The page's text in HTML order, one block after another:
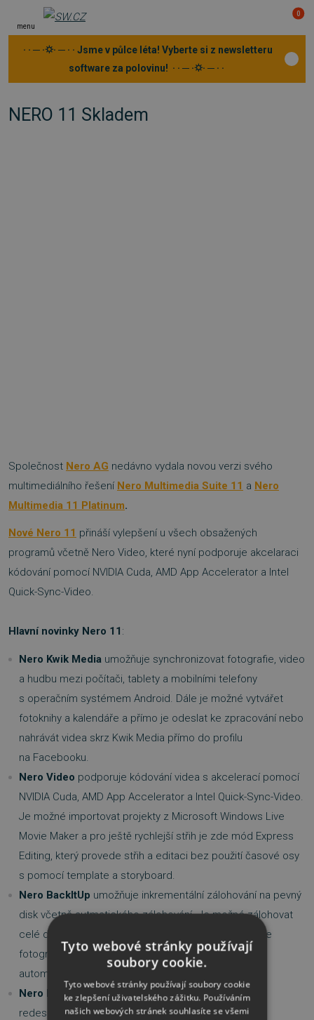
menu
0
· · ─ ·⛭· ─ · · Jsme v půlce léta! Vyberte si z newsletteru
software za polovinu! · · ─ ·⛭· ─ · ·
NERO 11 Skladem
Společnost Nero AG nedávno vydala novou verzi svého
multimediálního řešení Nero Multimedia Suite 11 a Nero
Multimedia 11 Platinum.
Nové Nero 11 přináší vylepšení u všech obsažených
programů včetně Nero Video, které nyní podporuje akcelaraci
kódování pomocí NVIDIA Cuda, AMD App Accelerator a Intel
Quick-Sync-Video.
Hlavní novinky Nero 11 :
Nero Kwik Media umožňuje synchronizovat fotografie, video
a hudbu mezi počítači, tablety a mobilními telefony
s operačním systémem Android. Dále je možné vytvářet
fotoknihy a kalendáře a přímo je odeslat ke zpracování nebo
nahrávát videa skrz Kwik Media přímo do profilu
na Facebooku.
Nero Video podporuje kódování videa s akcelerací pomocí
NVIDIA Cuda, AMD App Accelerator a Intel Quick-Sync-Video.
Je možné importovat projekty z Microsoft Windows Live
Movie Maker a pro ještě rychlejší střih je zde mód Express
Editing, který provede střih a editaci bez použití časové osy
s pomocí template a storyboard.
Nero BackItUp umožňuje inkrementální zálohování na pevný
disk včetně autmatického zálohování. Je možné zálohovat
celé disky v tzv. shadow módu nebo zálohovat pouze
fotografie, videa a hudbu z Kwik Media. Přidána byla
automatická detekce a konfigurace NAS zařízení.
Nero Recode
pro konverzi formátů bylo kompletně
redesignováno s jednoduším prostředím, má
Tyto webové stránky používají
soubory cookie.
Tyto webové stránky používají soubory cookie
ke zlepšení uživatelského zážitku. Používáním
našich webových stránek souhlasíte se všemi